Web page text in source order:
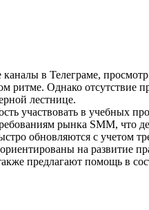
в Телеграме,
Однако отсутствие
лестнице.
участвовать в учебных
рынка SMM, что
обновляются с учетом
на развитие
предлагают помощь в